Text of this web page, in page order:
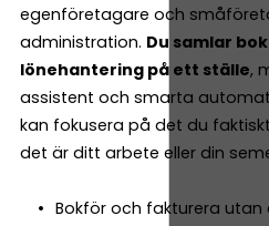
egenföretagare och
administration. Du samlar
lönehantering på ett ställe,
assistent och smarta
kan fokusera på det du
det är ditt arbete eller din
Bokför och fakturera